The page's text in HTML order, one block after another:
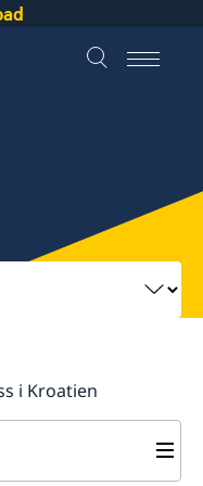
i Kroatien